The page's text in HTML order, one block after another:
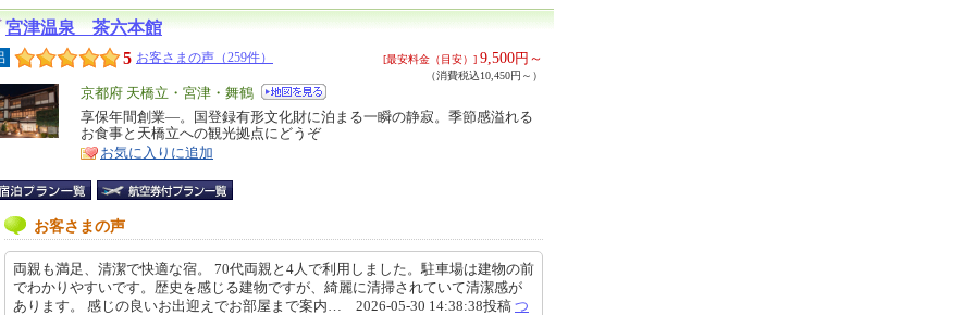
宮津温泉 茶六本館
5 お客さまの声（259件） [最安料金（目安）] 9,500円～
（消費税込10,450円～）
エ
リ
ア
京都府 天橋立・宮津・舞鶴
特
徴
享保年間創業―。国登録有形文化財に泊まる一瞬の静寂。季節感溢れる
お食事と天橋立への観光拠点にどうぞ
お気に入りに追加
お客さまの声
両親も満足、清潔で快適な宿。 70代両親と4人で利用しました。駐車場は建物の前
でわかりやすいです。歴史を感じる建物ですが、綺麗に清掃されていて清潔感が
あります。 感じの良いお出迎えでお部屋まで案内… 2026-05-30 14:38:38投稿 つ